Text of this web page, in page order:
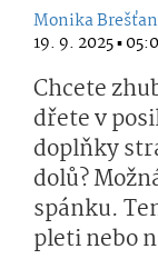
Monika
19. 9. 2025 ▪
Chcete
dřete v
doplňky
dolů?
spánku.
pleti nebo